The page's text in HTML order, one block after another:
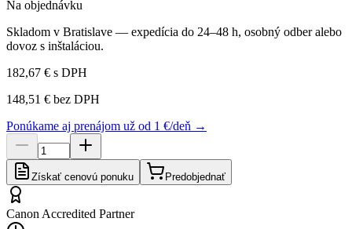
Na objednávku
Skladom v Bratislave — expedícia do 24–48 h, osobný odber alebo
dovoz s inštaláciou.
182,67 € s DPH
148,51 € bez DPH
Ponúkame aj prenájom už od 1 €/deň →
Získať cenovú ponuku Predobjednať
Canon Accredited Partner